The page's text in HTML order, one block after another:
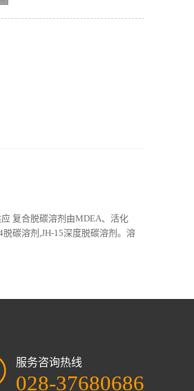
复合脱碳溶剂由MDEA、活化
碳溶剂,JH-15深度脱碳溶剂。溶
服务咨询热线
028-37680686